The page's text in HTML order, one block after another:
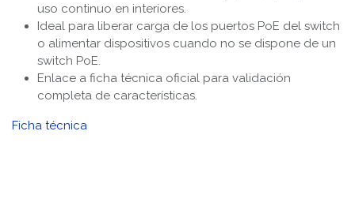
uso continuo en interiores.
Ideal para liberar carga de los puertos PoE del switch
o alimentar dispositivos cuando no se dispone de un
switch PoE.
Enlace a ficha técnica oficial para validación
completa de características.
Ficha técnica